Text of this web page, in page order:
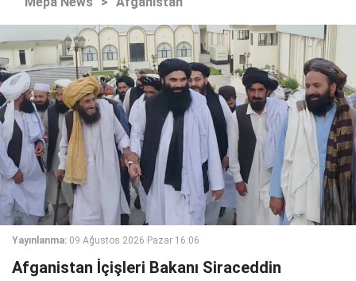
Yayınlanma: 09 Ağustos 2026 Pazar 16:06
Afganistan İçişleri Bakanı Siraceddin